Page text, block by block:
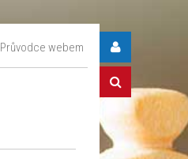
Průvodce webem